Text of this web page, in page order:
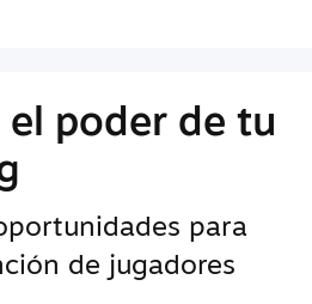
poder de tu
para
de jugadores